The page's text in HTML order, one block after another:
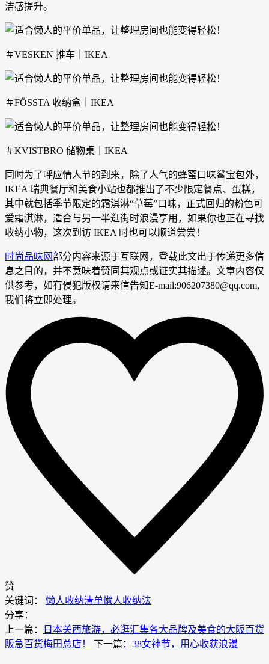
洁感提升。
＃VESKEN 推车｜IKEA
＃FÖSSTA 收纳盒｜IKEA
＃KVISTBRO 储物桌｜IKEA
同时为了呼应情人节的到来，除了人气的蜂蜜口味鲨宝包外，
IKEA 瑞典餐厅和美食小站也都推出了不少限定餐点、蛋糕，
其中就包括季节限定的霜淇淋“草莓”口味，正式回归的粉色可
爱霜淇淋，适合与另一半逛街时浪漫享用，如果你也正在寻找
收纳小物，这次到访 IKEA 时也可以顺道尝尝！
时尚品味网部分内容来源于互联网，登载此文出于传递更多信
息之目的，并不意味着赞同其观点或证实其描述。文章内容仅
供参考，如有侵犯版权请来信告知E-mail:906207380@qq.com,
我们将立即处理。
赞
关键词： 懒人收纳清单懒人收纳法
分享：
上一篇：
日本关西旅游，必逛汇集各大品牌及美食的大阪百货
阪急百货梅田总店！
下一篇： 38女神节，用心收获浪漫